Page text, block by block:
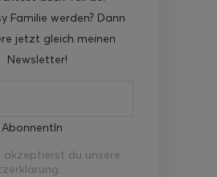
Familie werden? Dann
jetzt gleich meinen
Newsletter!
akzeptierst du unsere